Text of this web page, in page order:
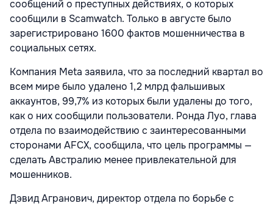
сообщений о преступных действиях, о которых
сообщили в Scamwatch. Только в августе было
зарегистрировано 1600 фактов мошенничества в
социальных сетях.
Компания Meta заявила, что за последний квартал во
всем мире было удалено 1,2 млрд фальшивых
аккаунтов, 99,7% из которых были удалены до того,
как о них сообщили пользователи. Ронда Луо, глава
отдела по взаимодействию с заинтересованными
сторонами AFCX, сообщила, что цель программы —
сделать Австралию менее привлекательной для
мошенников.
Дэвид Агранович, директор отдела по борьбе с